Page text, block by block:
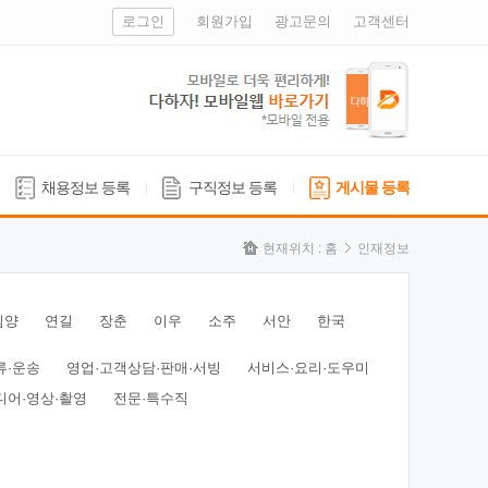
로그인 회원가입 광고문의 고객센터
채용정보 등록 구직정보 등록 게시물 등록
현재위치 : 홈 인재정보
양 연길 장춘 이우 소주 서안 한국
·운송 영업·고객상담·판매·서빙
서비스·요리·도우미
어·영상·촬영
전문·특수직